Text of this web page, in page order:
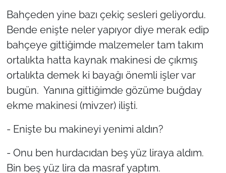
Bahçeden yine bazı çekiç sesleri geliyordu.
Bende enişte neler yapıyor diye merak edip
bahçeye gittiğimde malzemeler tam takım
ortalıkta hatta kaynak makinesi de çıkmış
ortalıkta demek ki bayağı önemli işler var
bugün. Yanına gittiğimde gözüme buğday
ekme makinesi (mivzer) ilişti.
- Enişte bu makineyi yenimi aldın?
- Onu ben hurdacıdan beş yüz liraya aldım.
Bin beş yüz lira da masraf yaptım.
English News
Canlı Maç
Genel-A